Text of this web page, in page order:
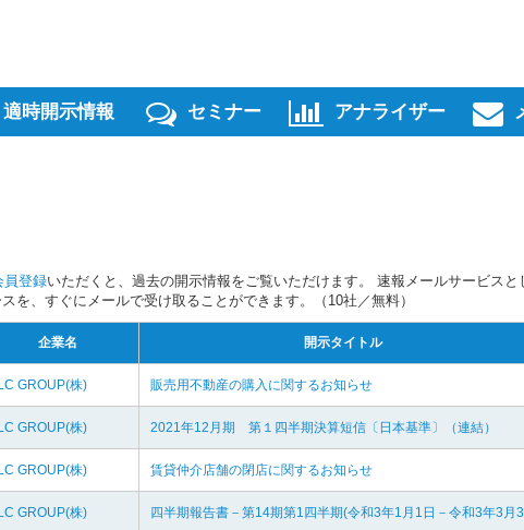
適時開示情報 セミナー アナライザー
員登録いただくと、過去の開示情報をご覧いただけます。 速報メールサービスと
を、すぐにメールで受け取ることができます。（10社／無料）
企業名 開示タイトル
GROUP(株) 販売用不動産の購入に関するお知らせ
GROUP(株) 2021年12月期 第１四半期決算短信〔日本基準〕（連結）
GROUP(株) 賃貸仲介店舗の閉店に関するお知らせ
GROUP(株)
四半期報告書－第14期第1四半期(令和3年1月1日－令和3年3月